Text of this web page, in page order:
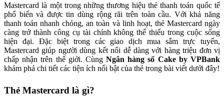
Mastercard là một trong những thương hiệu thẻ thanh toán quốc tế
phổ biến và được tin dùng rộng rãi trên toàn cầu. Với khả năng
thanh toán nhanh chóng, an toàn và linh hoạt, thẻ Mastercard ngày
càng trở thành công cụ tài chính không thể thiếu trong cuộc sống
hiện đại. Đặc biệt trong các giao dịch mua sắm trực tuyến,
Mastercard giúp người dùng kết nối dễ dàng với hàng triệu đơn vị
chấp nhận trên thế giới. CùngNgân hàng số Cake by VPBank
khám phá chi tiết các tiện ích nổi bật của thẻ trong bài viết dưới đây!
Thẻ Mastercard là gì?